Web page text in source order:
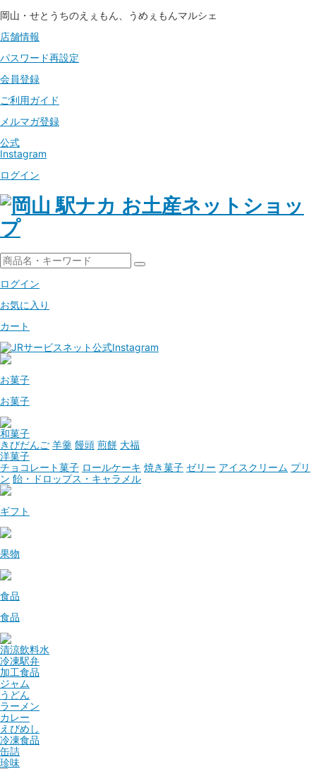
岡山・せとうちのえぇもん、うめぇもんマルシェ
店舗情報
パスワード再設定
会員登録
ご利用ガイド
メルマガ登録
公式
Instagram
ログイン
ログイン
お気に入り
カート
お菓子
お菓子
和菓子
きびだんご 羊羹 饅頭 煎餅 大福
洋菓子
チョコレート菓子 ロールケーキ 焼き菓子 ゼリー アイスクリーム プリ
ン 飴・ドロップス・キャラメル
ギフト
果物
食品
食品
清涼飲料水
冷凍駅弁
加工食品
ジャム
うどん
ラーメン
カレー
えびめし
冷凍食品
缶詰
珍味